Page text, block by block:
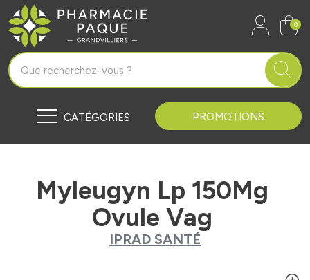
Pharmacie Paque Grandvilliers
0
CATÉGORIES PROMOTIONS
Myleugyn Lp 150Mg
Ovule Vag
IPRAD SANTÉ